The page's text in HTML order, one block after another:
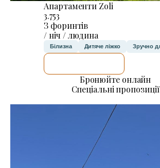
Апартаменти Zoli
3.753
З форинтів
/ ніч / людина
Білизна Дитяче ліжко Зручно
Бронюйте онлайн
Спеціальні пропозиції